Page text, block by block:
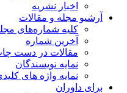
اخبار نشریه
آرشیو مجله و مقالات
کلیه شماره‌های مجله
آخرین شماره
مقالات در دست چاپ
نمایه نویسندگان
نمایه واژه های کلیدی
برای داوران